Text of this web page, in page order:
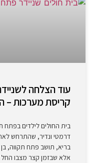
קריסת מערכות –
בית החולים לילדים בפתח
דרמטי ונדיר, שהתרחש
אלא שבזמן קצר מצבו